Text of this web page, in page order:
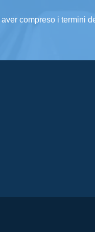
compreso i termini